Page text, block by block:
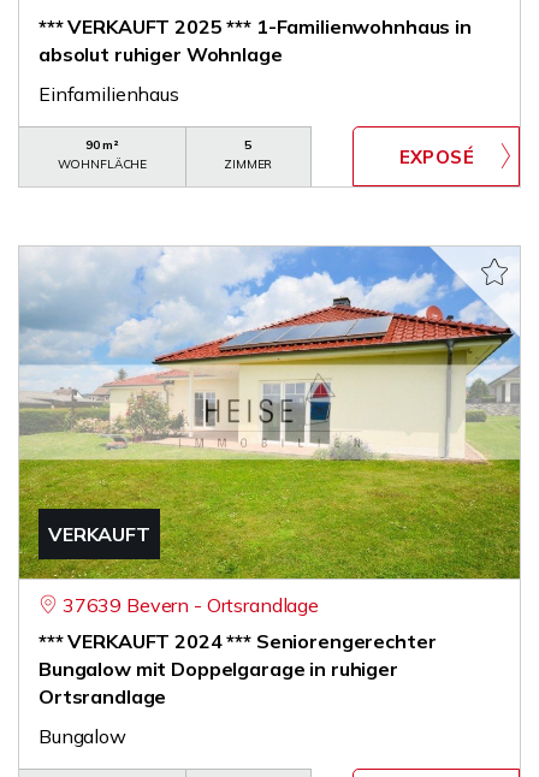
*** VERKAUFT 2025 *** 1-Familienwohnhaus in
absolut ruhiger Wohnlage
Einfamilienhaus
90 m²
WOHNFLÄCHE
5
ZIMMER
VERKAUFT
37639 Bevern - Ortsrandlage
*** VERKAUFT 2024 *** Seniorengerechter
Bungalow mit Doppelgarage in ruhiger
Ortsrandlage
Bungalow